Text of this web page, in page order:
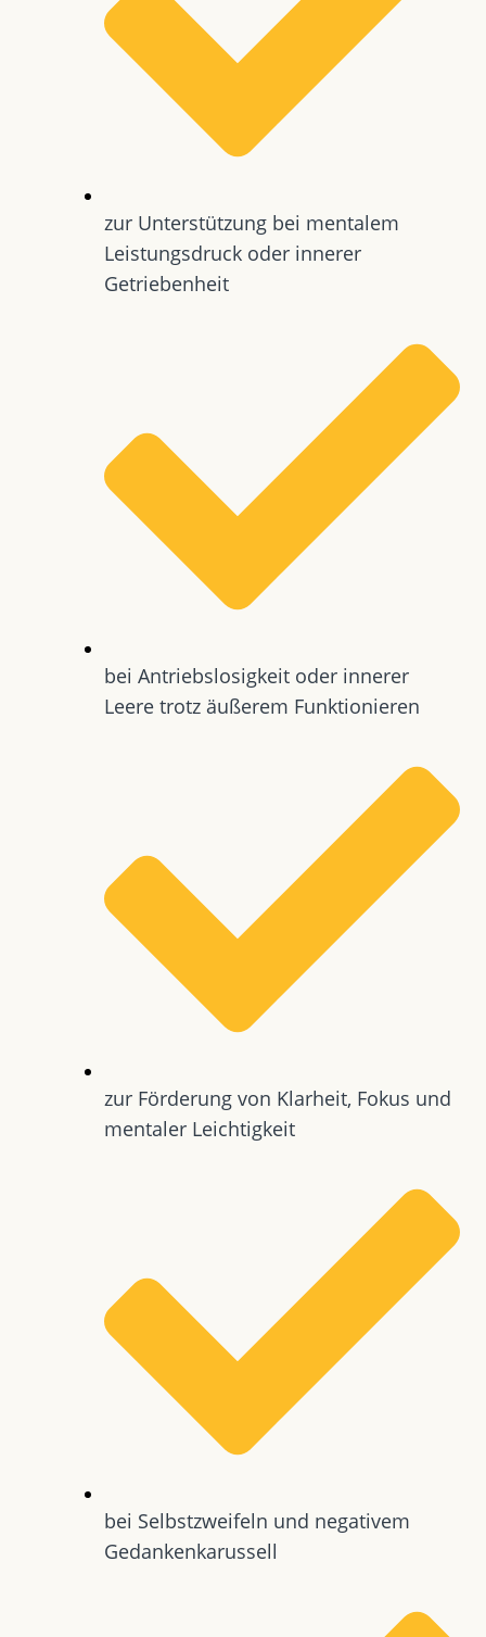
zur Unterstützung bei mentalem
Leistungsdruck oder innerer
Getriebenheit
bei Antriebslosigkeit oder innerer
Leere trotz äußerem Funktionieren
zur Förderung von Klarheit, Fokus und
mentaler Leichtigkeit
bei Selbstzweifeln und negativem
Gedankenkarussell